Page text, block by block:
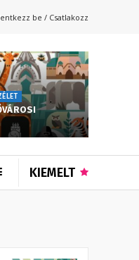
be / Csatlakozz
KIEMELT